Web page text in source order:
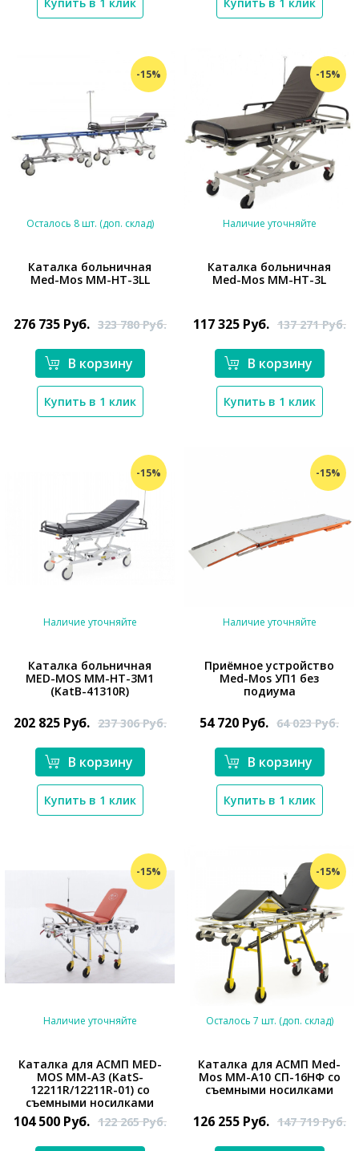
-15%
Осталось 8 шт. (доп. склад)
Каталка больничная
Med-Mos ММ-НТ-3LL
276 735 Руб. 323 780Руб.
В корзину
Купить в 1 клик
-15%
Наличие уточняйте
Каталка больничная
Med-Mos ММ-НТ-3L
117 325 Руб. 137 271Руб.
В корзину
Купить в 1 клик
-15%
*}
Наличие уточняйте
Каталка больничная
MED-MOS ММ-НТ-3М1
(KatB-41310R)
202 825 Руб. 237 306Руб.
В корзину
Купить в 1 клик
-15%
*}
Наличие уточняйте
Приёмное устройство
Med-Mos УП1 без
подиума
54 720 Руб. 64 023Руб.
В корзину
Купить в 1 клик
-15%
*}
Наличие уточняйте
Каталка для АСМП MED-
MOS ММ-А3 (KatS-
12211R/12211R-01) со
съемными носилками
104 500 Руб. 122 265Руб.
-15%
*}
Осталось 7 шт. (доп. склад)
Каталка для АСМП Med-
Mos ММ-А10 СП-16НФ со
съемными носилками
126 255 Руб. 147 719Руб.